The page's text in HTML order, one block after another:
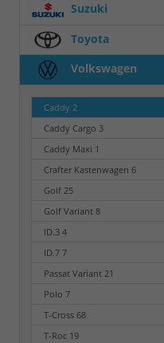
Suzuki
Toyota
Volkswagen
Caddy 2
Caddy Cargo 3
Caddy Maxi 1
Crafter Kastenwagen 6
Golf 25
Golf Variant 8
ID.3 4
ID.7 7
Passat Variant 21
Polo 7
T-Cross 68
T-Roc 19